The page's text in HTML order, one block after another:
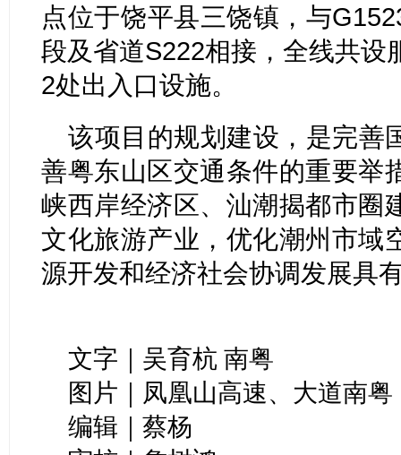
点位于饶平县三饶镇，与
段及省道S222相接，全线共设
2处出入口设施。
该项目的规划建设，是完善
善粤东山区交通条件的重要举
峡西岸经济区、汕潮揭都市圈
文化旅游产业，优化潮州市域
源开发和经济社会协调发展具
文字｜吴育杭 南粤
图片｜凤凰山高速、大道南粤
编辑｜蔡杨